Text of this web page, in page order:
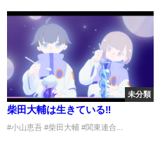
未分類
柴田大輔は生きている‼️
#小山恵吾 #柴田大輔 #関東連合...